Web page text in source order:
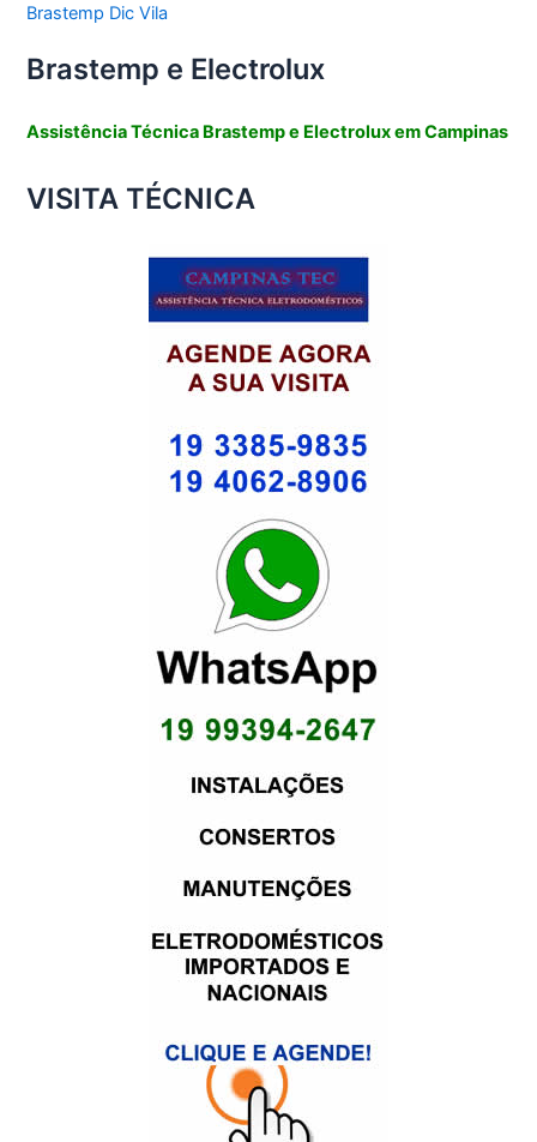
Brastemp Dic Vila
Brastemp e Electrolux
Assistência Técnica Brastemp e Electrolux em Campinas
VISITA TÉCNICA